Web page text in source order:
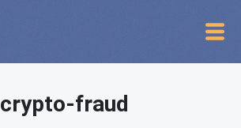
crypto-fraud